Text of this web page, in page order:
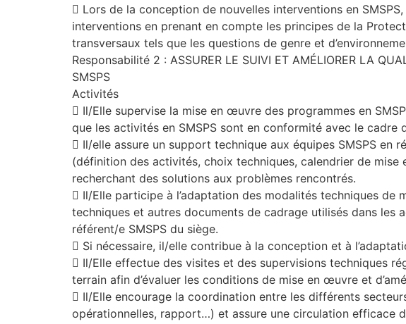
 Lors de la conception de nouvelles interventions en
interventions en prenant en compte les principes de la
transversaux tels que les questions de genre et
Responsabilité 2 : ASSURER LE SUIVI ET AMÉLIORER LA
SMSPS
Activités
 Il/Elle supervise la mise en œuvre des programmes en
que les activités en SMSPS sont en conformité avec le cadre
 Il/elle assure un support technique aux équipes SMSPS en
(définition des activités, choix techniques, calendrier de
recherchant des solutions aux problèmes rencontrés.
 Il/Elle participe à l’adaptation des modalités techniques de
techniques et autres documents de cadrage utilisés dans les
référent/e SMSPS du siège.
 Si nécessaire, il/elle contribue à la conception et à
 Il/Elle effectue des visites et des supervisions techniques
terrain afin d’évaluer les conditions de mise en œuvre et
 Il/Elle encourage la coordination entre les différents
opérationnelles, rapport…) et assure une circulation efficace